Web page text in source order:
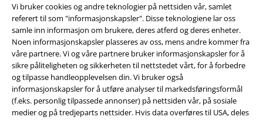
Vi bruker cookies og andre teknologier på nettsiden vår, samlet
referert til som "informasjonskapsler". Disse teknologiene lar oss
samle inn informasjon om brukere, deres atferd og deres enheter.
Noen informasjonskapsler plasseres av oss, mens andre kommer fra
våre partnere. Vi og våre partnere bruker informasjonskapsler for å
sikre påliteligheten og sikkerheten til nettstedet vårt, for å forbedre
og tilpasse handleopplevelsen din. Vi bruker også
informasjonskapsler for å utføre analyser til markedsføringsformål
(f.eks. personlig tilpassede annonser) på nettsiden vår, på sosiale
medier og på tredjeparts nettsider. Hvis data overføres til USA, deles